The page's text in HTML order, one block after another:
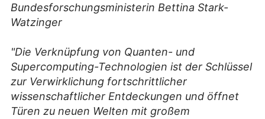
Bundesforschungsministerin Bettina Stark-
Watzinger
"Die Verknüpfung von Quanten- und
Supercomputing-Technologien ist der Schlüssel
zur Verwirklichung fortschrittlicher
wissenschaftlicher Entdeckungen und öffnet
Türen zu neuen Welten mit großem